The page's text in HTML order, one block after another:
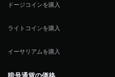
ドージコインを購入
ライトコインを購入
イーサリアムを購入
暗号通貨の価格